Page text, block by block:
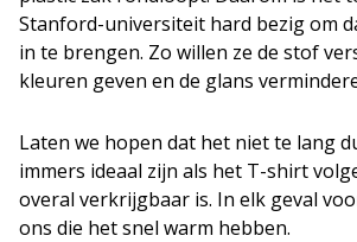
Stanford-universiteit hard bezig om
in te brengen. Zo willen ze de stof
kleuren geven en de glans
Laten we hopen dat het niet te lang
immers ideaal zijn als het T-shirt
overal verkrijgbaar is. In elk geval
ons die het snel warm hebben.